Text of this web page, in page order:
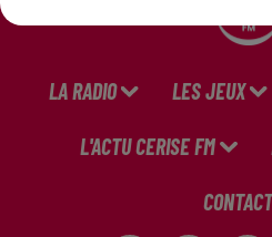
LA RADIO LES JEUX
L'ACTU CERISE FM
CONTACT